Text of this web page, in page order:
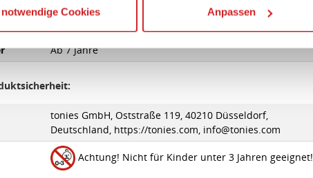
tonies GmbH, Oststraße 119, 40210 Düsseldorf,
Deutschland, https://tonies.com, info@tonies.com
Achtung! Nicht für Kinder unter 3 Jahren geeignet!